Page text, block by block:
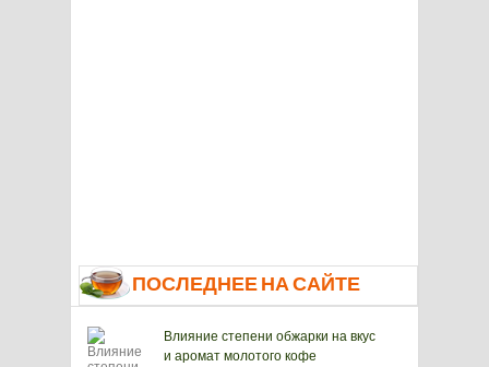
ПОСЛЕДНЕЕ НА САЙТЕ
Влияние степени обжарки на вкус
и аромат молотого кофе